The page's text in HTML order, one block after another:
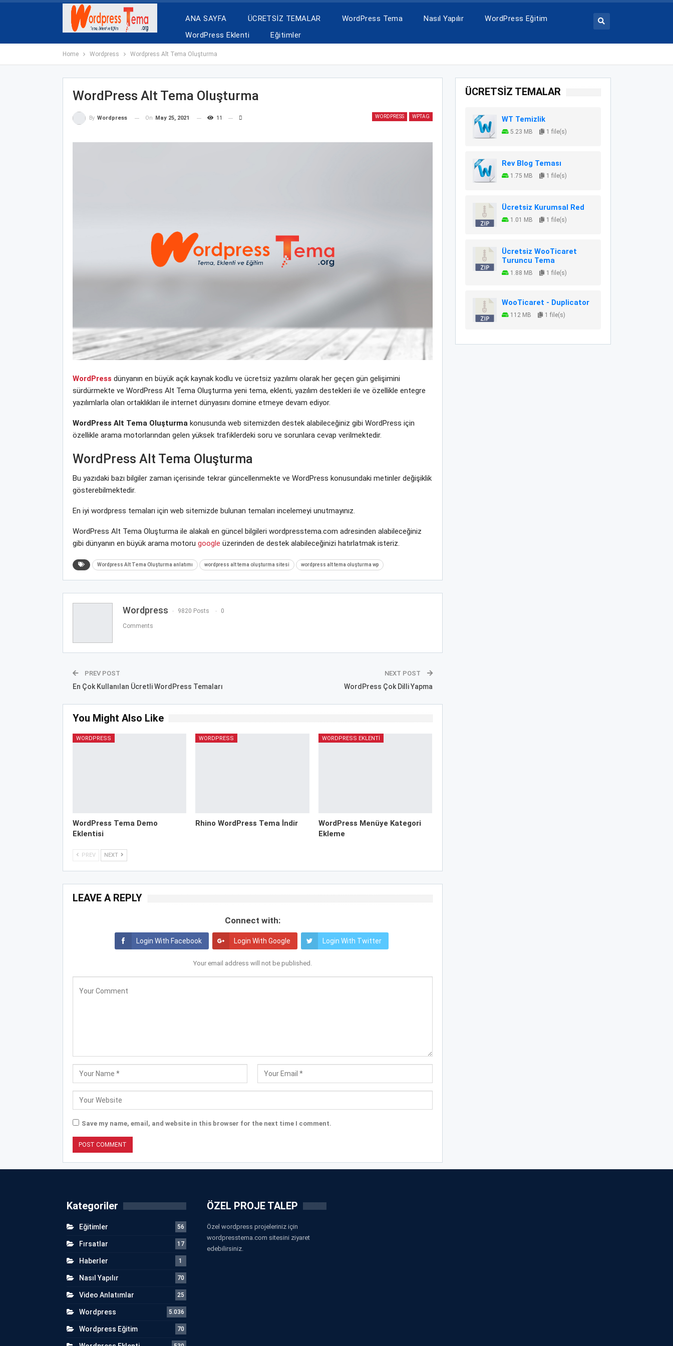
ANA SAYFA ÜCRETSİZ TEMALAR WordPress Tema Nasıl Yapılır
WordPress Eğitim
WordPress Eklenti
Eğitimler
Home Wordpress Wordpress Alt Tema Oluşturma
WordPress Alt Tema Oluşturma
WORDPRESS WPTAG
By Wordpress On May 25, 2021 11
WordPress dünyanın en büyük açık kaynak kodlu ve ücretsiz yazılımı olarak her geçen gün gelişimini
sürdürmekte ve WordPress Alt Tema Oluşturma yeni tema, eklenti, yazılım destekleri ile ve özellikle entegre
yazılımlarla olan ortaklıkları ile internet dünyasını domine etmeye devam ediyor.
WordPress Alt Tema Oluşturmakonusunda web sitemizden destek alabileceğiniz gibi WordPress için
özellikle arama motorlarından gelen yüksek trafiklerdeki soru ve sorunlara cevap verilmektedir.
WordPress Alt Tema Oluşturma
Bu yazıdaki bazı bilgiler zaman içerisinde tekrar güncellenmekte ve WordPress konusundaki metinler değişiklik
gösterebilmektedir.
En iyi wordpress temaları için web sitemizde bulunan temaları incelemeyi unutmayınız.
WordPress Alt Tema Oluşturma ile alakalı en güncel bilgileri wordpresstema.com adresinden alabileceğiniz
gibi dünyanın en büyük arama motoru google üzerinden de destek alabileceğinizi hatırlatmak isteriz.
Wordpress Alt Tema Oluşturma anlatımı wordpress alt tema oluşturma sitesi wordpress alt tema oluşturma wp
Wordpress 9820 Posts 0
Comments
PREV POST
En Çok Kullanılan Ücretli WordPress Temaları
NEXT POST
WordPress Çok Dilli Yapma
You Might Also Like
WORDPRESS
WordPress Tema Demo
Eklentisi
WORDPRESS
Rhino WordPress Tema İndir
WORDPRESS EKLENTI
WordPress Menüye Kategori
Ekleme
PREV NEXT
LEAVE A REPLY
Connect with:
Login With Facebook Login With Google Login With Twitter
Your email address will not be published.
Save my name, email, and website in this browser for the next time I comment.
ÜCRETSİZ TEMALAR
WT Temizlik
5.23 MB 1 file(s)
Rev Blog Teması
1.75 MB 1 file(s)
Ücretsiz Kurumsal Red
1.01 MB 1 file(s)
Ücretsiz WooTicaret
Turuncu Tema
1.88 MB 1 file(s)
WooTicaret - Duplicator
112 MB 1 file(s)
Kategoriler
Eğitimler 56
Fırsatlar 17
Haberler 1
Nasıl Yapılır 70
Video Anlatımlar 25
Wordpress 5.036
Wordpress Eğitim 70
ÖZEL PROJE TALEP
Özel wordpress projeleriniz için
wordpresstema.com sitesini ziyaret
edebilirsiniz.